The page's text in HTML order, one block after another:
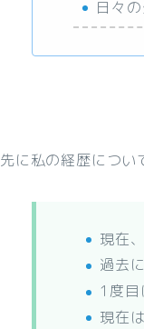
日々
先に私の経歴につい
現在
過去
1度
現在